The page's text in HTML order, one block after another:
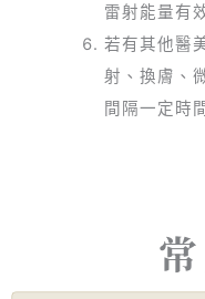
雷射能量有
若有其他醫
射、換膚、
間隔一定時